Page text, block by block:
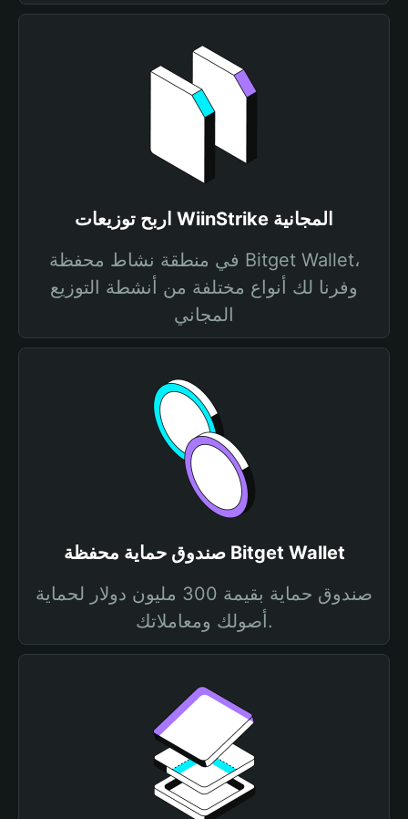
اربح توزيعات WiinStrike المجانية
في منطقة نشاط محفظة Bitget Wallet،
وفرنا لك أنواع مختلفة من أنشطة التوزيع
المجاني
صندوق حماية محفظة Bitget Wallet
صندوق حماية بقيمة 300 مليون دولار لحماية
أصولك ومعاملاتك.